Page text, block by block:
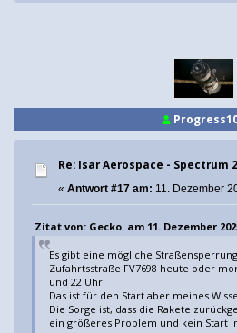
Re: Isar Aerospace - Spectrum
« Antwort #17 am: 11. Dezember
Zitat von: Gecko. am 11. Dezember
Es gibt eine mögliche
Zufahrtsstraße FV7698 heute oder
und 22 Uhr.
Das ist für den Start aber meines
Die Sorge ist, dass die Rakete
ein größeres Problem und kein Start